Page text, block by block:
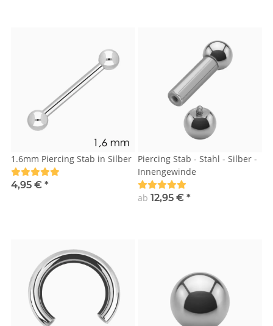
1.6mm Piercing Stab in Silber
4,95 € *
Piercing Stab - Stahl - Silber -
Innengewinde
ab 12,95 € *